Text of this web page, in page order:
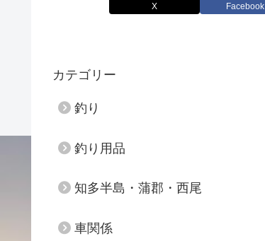
X Facebook
カテゴリー
釣り
釣り用品
知多半島・蒲郡・西尾
車関係